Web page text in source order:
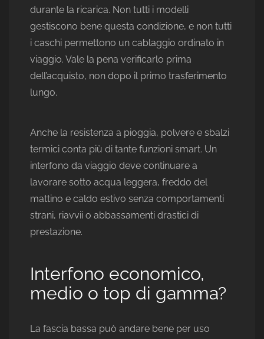
durante la ricarica. Non tutti i modelli
gestiscono bene questa condizione, e non tutti
i caschi permettono un cablaggio ordinato in
viaggio. Vale la pena verificarlo prima
dell’acquisto, non dopo il primo trasferimento
lungo.
Anche la resistenza a pioggia, polvere e sbalzi
termici conta più di tante funzioni smart. Un
interfono da viaggio deve continuare a
lavorare sotto acqua leggera, freddo del
mattino e caldo estivo senza comportamenti
strani, riavvii o abbassamenti drastici di
prestazione.
Interfono economico,
medio o top di gamma?
La fascia bassa può andare bene per uso